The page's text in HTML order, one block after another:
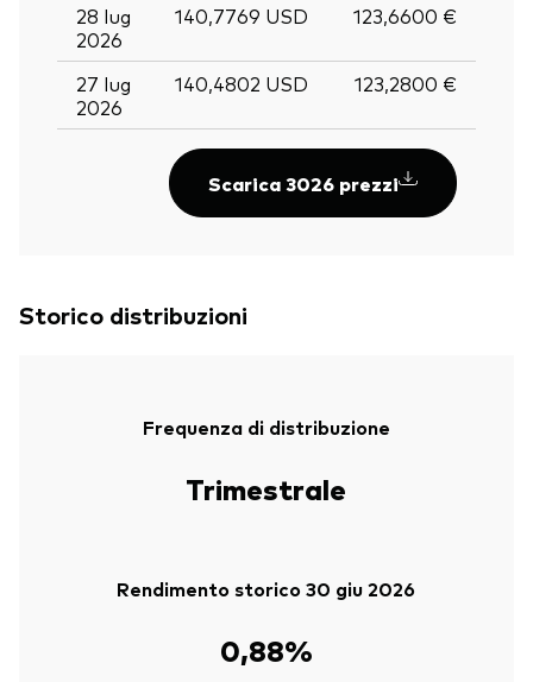
28 lug
2026
140,7769 USD 123,6600 €
27 lug
2026
140,4802 USD 123,2800 €
Scarica 3026 prezzi
Storico distribuzioni
Frequenza di distribuzione
Trimestrale
Rendimento storico 30 giu 2026
0,88%